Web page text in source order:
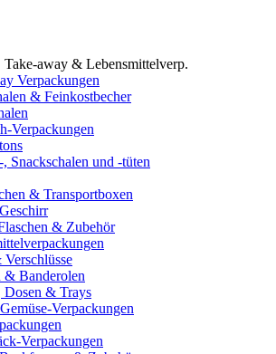
Take-away & Lebensmittelverp.
Verpackungen
& Feinkostbecher
Verpackungen
, Snackschalen und -tüten
& Transportboxen
& Zubehör
& Banderolen
Dosen & Trays
Verpackungen
Verpackungen